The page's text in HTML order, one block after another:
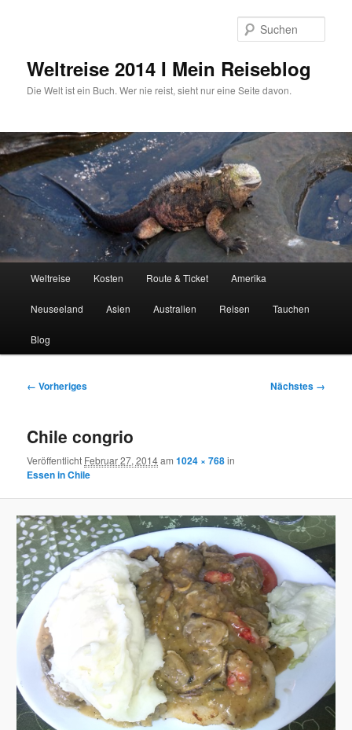
Weltreise 2014 I Mein Reiseblog
Die Welt ist ein Buch. Wer nie reist, sieht nur eine Seite davon.
Weltreise Kosten Route & Ticket Amerika
Neuseeland Asien Australien Reisen Tauchen
Blog
Bilder-
← Vorheriges Nächstes →
Chile congrio
Veröffentlicht Februar 27, 2014am1024 × 768in
Essen in Chile